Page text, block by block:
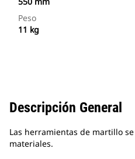
Peso
11 kg
Descripción General
Las herramientas de martillo
materiales.